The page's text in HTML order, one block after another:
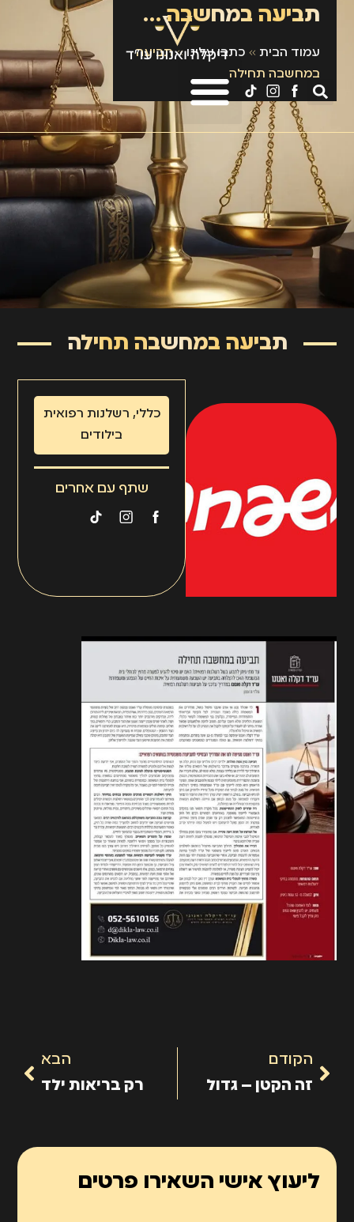
תביעה במחשבה תחילה
עמוד הבית» כתבו עלינו»תביעה
במחשבה תחילה
תביעה במחשבה תחילה
כללי, רשלנות רפואית
בילודים
שתף עם אחרים
הקודם
זה הקטן – גדול
הבא
רק בריאות ילד
ליעוץ אישי השאירו פרטים